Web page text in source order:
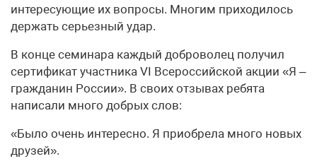
интересующие их вопросы. Многим приходилось
держать серьезный удар.
В конце семинара каждый доброволец получил
сертификат участника VI Всероссийской акции «Я –
гражданин России». В своих отзывах ребята
написали много добрых слов:
«Было очень интересно. Я приобрела много новых
друзей».